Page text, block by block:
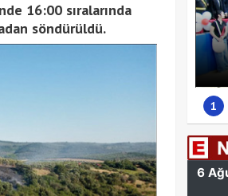
16:00 sıralarında
söndürüldü.
1